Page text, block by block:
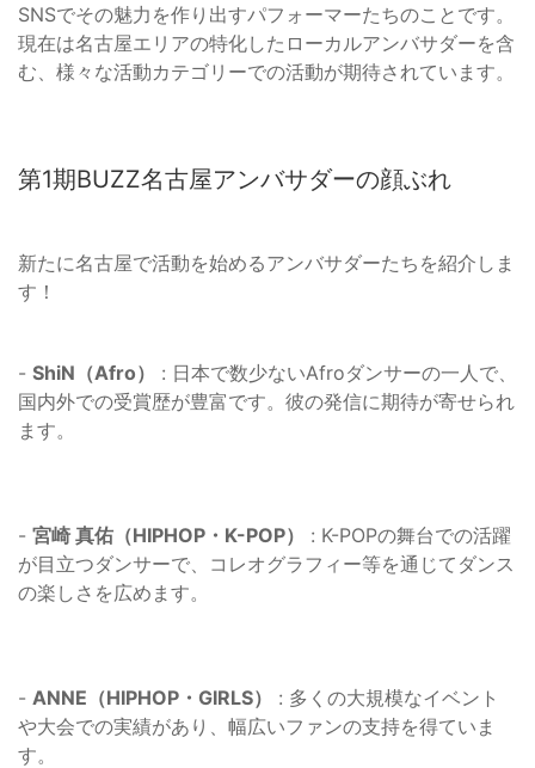
SNSでその魅力を作り出すパフォーマーたちのことです。
現在は名古屋エリアの特化したローカルアンバサダーを含
む、様々な活動カテゴリーでの活動が期待されています。
第1期BUZZ名古屋アンバサダーの顔ぶれ
新たに名古屋で活動を始めるアンバサダーたちを紹介しま
す！
- ShiN（Afro）
: 日本で数少ないAfroダンサーの一人で、
国内外での受賞歴が豊富です。彼の発信に期待が寄せられ
ます。
- 宮崎 真佑（HIPHOP・K-POP）
: K-POPの舞台での活躍
が目立つダンサーで、コレオグラフィー等を通じてダンス
の楽しさを広めます。
- ANNE（HIPHOP・GIRLS）
: 多くの大規模なイベント
や大会での実績があり、幅広いファンの支持を得ていま
す。